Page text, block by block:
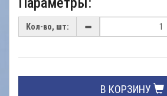
Кол-во, шт:
В КОРЗИНУ